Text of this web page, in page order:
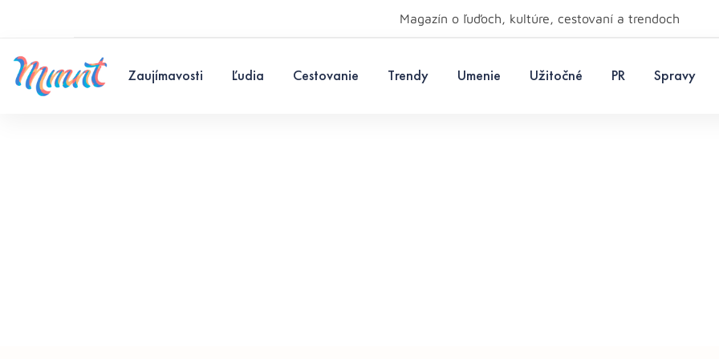
Magazín o ľuďoch, kultúre, cestovaní a trendoch
Zaujímavosti Ľudia Cestovanie Trendy Umenie Užitočné PR Spravy